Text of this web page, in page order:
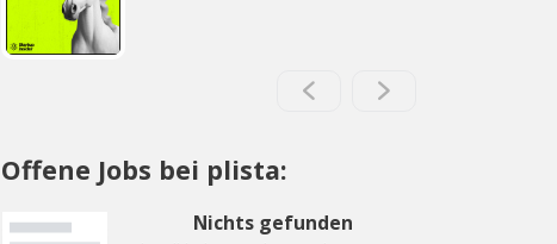
Offene Jobs bei plista:
Nichts gefunden